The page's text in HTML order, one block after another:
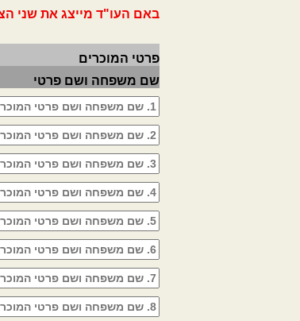
באם העו"ד מייצג את שני
פרטי המוכרים
שם משפחה ושם פרטי